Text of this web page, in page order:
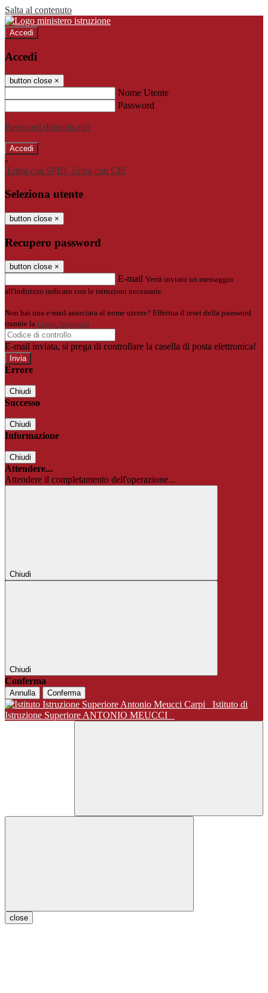
Salta al contenuto
Accedi
Accedi
button close ×
Nome Utente
Password
Password dimenticata?
-
Entra con SPID Entra con CIE
Seleziona utente
button close ×
Recupero password
button close ×
E-mail Verrà inviato un messaggio
all'indirizzo indicato con le istruzioni necessarie.
Non hai una e-mail associata al nome utente? Effettua il reset della password
tramite la Login Spaggiari
E-mail inviata, si prega di controllare la casella di posta elettronica!
Errore
Chiudi
Successo
Chiudi
Informazione
Chiudi
Attendere...
Attendere il completamento dell'operazione...
Chiudi
Chiudi
Conferma
Annulla Conferma
Istituto di
Istruzione Superiore ANTONIO MEUCCI
close